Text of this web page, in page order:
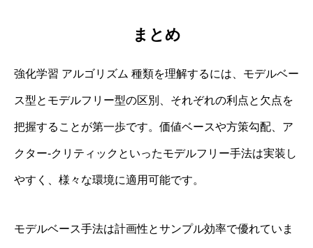
まとめ
強化学習 アルゴリズム 種類を理解するには、モデルベー
ス型とモデルフリー型の区別、それぞれの利点と欠点を
把握することが第一歩です。価値ベースや方策勾配、ア
クター‐クリティックといったモデルフリー手法は実装し
やすく、様々な環境に適用可能です。
モデルベース手法は計画性とサンプル効率で優れていま